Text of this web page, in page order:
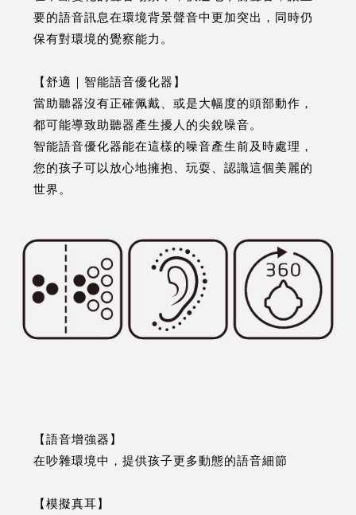
要的語音訊息在環境背景聲音中更加突出，同時仍
保有對環境的覺察能力。
【舒適｜智能語音優化器】
當助聽器沒有正確佩戴、或是大幅度的頭部動作，
都可能導致助聽器產生擾人的尖銳噪音。
智能語音優化器能在這樣的噪音產生前及時處理，
您的孩子可以放心地擁抱、玩耍、認識這個美麗的
世界。
【語音增強器】
在吵雜環境中，提供孩子更多動態的語音細節
【模擬真耳】